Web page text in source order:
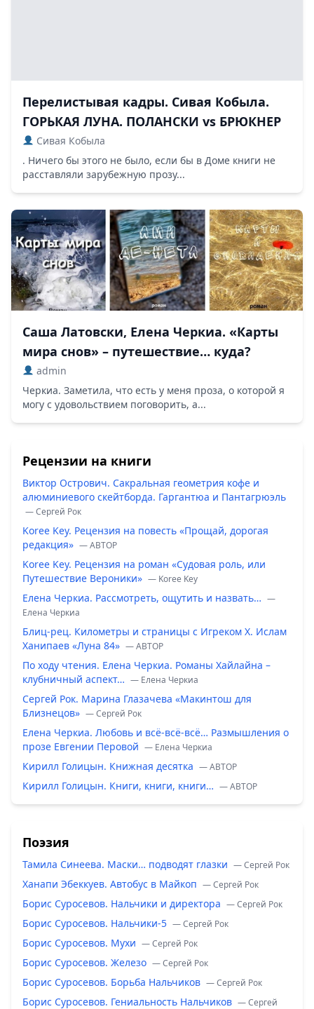
Перелистывая кадры. Сивая Кобыла.
ГОРЬКАЯ ЛУНА. ПОЛАНСКИ vs БРЮКНЕР
Сивая Кобыла
. Ничего бы этого не было, если бы в Доме книги не
расставляли зарубежную прозу...
Саша Латовски, Елена Черкиа. «Карты
мира снов» – путешествие… куда?
admin
Черкиа. Заметила, что есть у меня проза, о которой я
могу с удовольствием поговорить, а...
Рецензии на книги
Виктор Острович. Сакральная геометрия кофе и
алюминиевого скейтборда. Гаргантюа и Пантагрюэль
— Сергей Рок
Koree Key. Рецензия на повесть «Прощай, дорогая
редакция» — ABTOP
Koree Key. Рецензия на роман «Судовая роль, или
Путешествие Вероники» — Koree Key
Елена Черкиа. Рассмотреть, ощутить и назвать… —
Елена Черкиа
Блиц-рец. Километры и страницы с Игреком Х. Ислам
Ханипаев «Луна 84» — ABTOP
По ходу чтения. Елена Черкиа. Романы Хайлайна –
клубничный аспект… — Елена Черкиа
Сергей Рок. Марина Глазачева «Макинтош для
Близнецов» — Сергей Рок
Елена Черкиа. Любовь и всё-всё-всё… Размышления о
прозе Евгении Перовой — Елена Черкиа
Кирилл Голицын. Книжная десятка — ABTOP
Кирилл Голицын. Книги, книги, книги… — ABTOP
Поэзия
Тамила Синеева. Маски… подводят глазки — Сергей Рок
Ханапи Эбеккуев. Автобус в Майкоп — Сергей Рок
Борис Суросевов. Нальчики и директора — Сергей Рок
Борис Суросевов. Нальчики-5 — Сергей Рок
Борис Суросевов. Мухи — Сергей Рок
Борис Суросевов. Железо — Сергей Рок
Борис Суросевов. Борьба Нальчиков — Сергей Рок
Борис Суросевов. Гениальность Нальчиков — Сергей